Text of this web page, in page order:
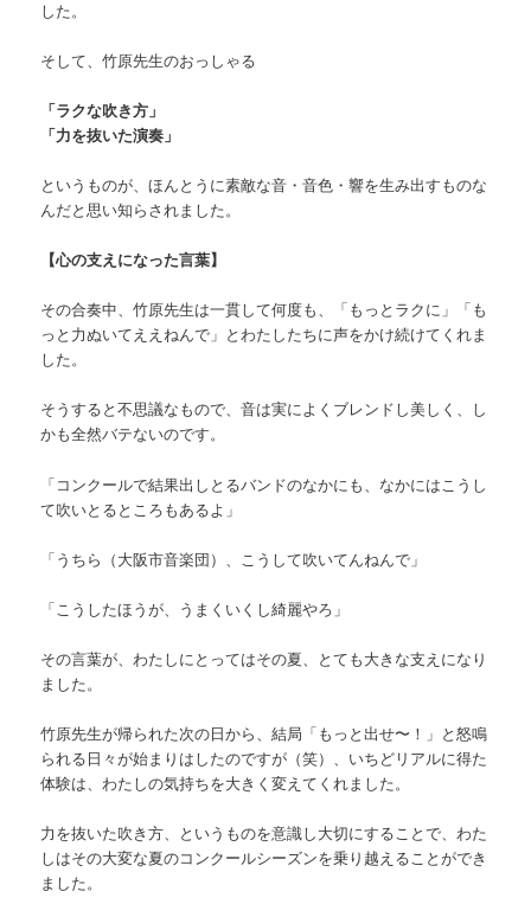
した。
そして、竹原先生のおっしゃる
「ラクな吹き方」
「力を抜いた演奏」
というものが、ほんとうに素敵な音・音色・響を生み出すものな
んだと思い知らされました。
【心の支えになった言葉】
その合奏中、竹原先生は一貫して何度も、「もっとラクに」「も
っと力ぬいてええねんで」とわたしたちに声をかけ続けてくれま
した。
そうすると不思議なもので、音は実によくブレンドし美しく、し
かも全然バテないのです。
「コンクールで結果出しとるバンドのなかにも、なかにはこうし
て吹いとるところもあるよ」
「うちら（大阪市音楽団）、こうして吹いてんねんで」
「こうしたほうが、うまくいくし綺麗やろ」
その言葉が、わたしにとってはその夏、とても大きな支えになり
ました。
竹原先生が帰られた次の日から、結局「もっと出せ〜！」と怒鳴
られる日々が始まりはしたのですが（笑）、いちどリアルに得た
体験は、わたしの気持ちを大きく変えてくれました。
力を抜いた吹き方、というものを意識し大切にすることで、わた
しはその大変な夏のコンクールシーズンを乗り越えることができ
ました。